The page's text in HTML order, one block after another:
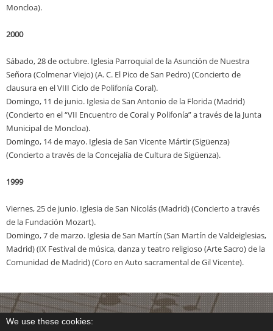
Moncloa).
2000
Sábado, 28 de octubre. Iglesia Parroquial de la Asunción de Nuestra
Señora (Colmenar Viejo) (A. C. El Pico de San Pedro) (Concierto de
clausura en el VIII Ciclo de Polifonía Coral).
Domingo, 11 de junio. Iglesia de San Antonio de la Florida (Madrid)
(Concierto en el “VII Encuentro de Coral y Polifonía” a través de la Junta
Municipal de Moncloa).
Domingo, 14 de mayo. Iglesia de San Vicente Mártir (Sigüenza)
(Concierto a través de la Concejalía de Cultura de Sigüenza).
1999
Viernes, 25 de junio. Iglesia de San Nicolás (Madrid) (Concierto a través
de la Fundación Mozart).
Domingo, 7 de marzo. Iglesia de San Martín (San Martín de Valdeiglesias,
Madrid) (IX Festival de música, danza y teatro religioso (Arte Sacro) de la
Comunidad de Madrid) (Coro en Auto sacramental de Gil Vicente).
We use these cookies: